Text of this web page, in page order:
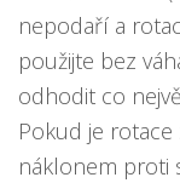
nepodaří a
použijte bez
odhodit co
Pokud je
náklonem proti